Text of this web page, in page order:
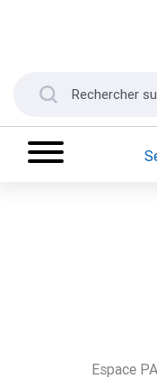
Espace